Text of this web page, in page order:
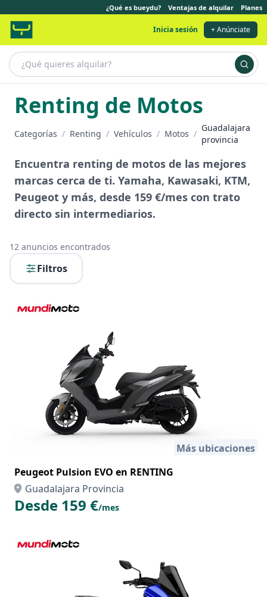
¿Qué es bueydu? Ventajas de alquilar Planes
Inicia sesión + Anúnciate
Renting de Motos
Categorías / Renting / Vehículos / Motos /
Guadalajara
provincia
Encuentra renting de motos de las mejores
marcas cerca de ti. Yamaha, Kawasaki, KTM,
Peugeot y más, desde 159 €/mes con trato
directo sin intermediarios.
12 anuncios encontrados
Filtros
Más ubicaciones
Peugeot Pulsion EVO en RENTING
Guadalajara Provincia
Desde 159 €/mes